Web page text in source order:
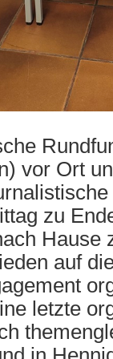
vor Ort
zu
Hause
auf
letzte